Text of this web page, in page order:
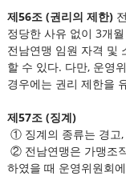
제56조 (권리의 제한)
정당한 사유 없이 3개
전남연맹 임원 자격 및
할 수 있다. 다만, 운영
경우에는 권리 제한을
제57조 (징계)
① 징계의 종류는 경고,
② 전남연맹은 가맹조
하였을 때 운영위원회